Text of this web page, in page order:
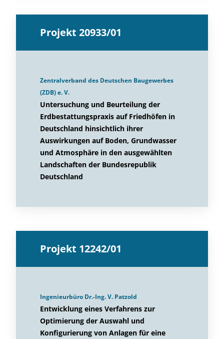
Projekt 20933/01
Zentralverband des Deutschen Baugewerbes
(ZDB) e. V.
Untersuchung und Beurteilung der
Erdbestattungspraxis auf Friedhöfen in
Deutschland hinsichtlich ihrer
Auswirkungen auf Boden, Grundwasser
und Atmosphäre in den ausgewählten
Landschaften der Bundesrepublik
Deutschland
Projekt 12242/01
Ingenieurbüro Dr.-Ing. V. Patzold
Entwicklung eines Verfahrens zur
Optimierung der Auswahl und
Konfigurierung von Anlagen für eine